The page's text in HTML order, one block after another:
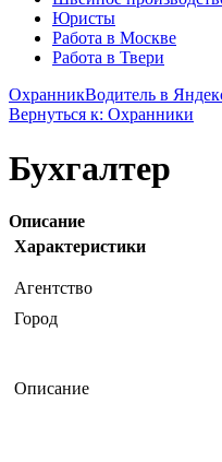
Юристы
Работа в Москве
Работа в Твери
ОхранникВодитель в
Вернуться к: Охранники
Бухгалтер
Описание
Характеристики
Агентство
Город
Описание